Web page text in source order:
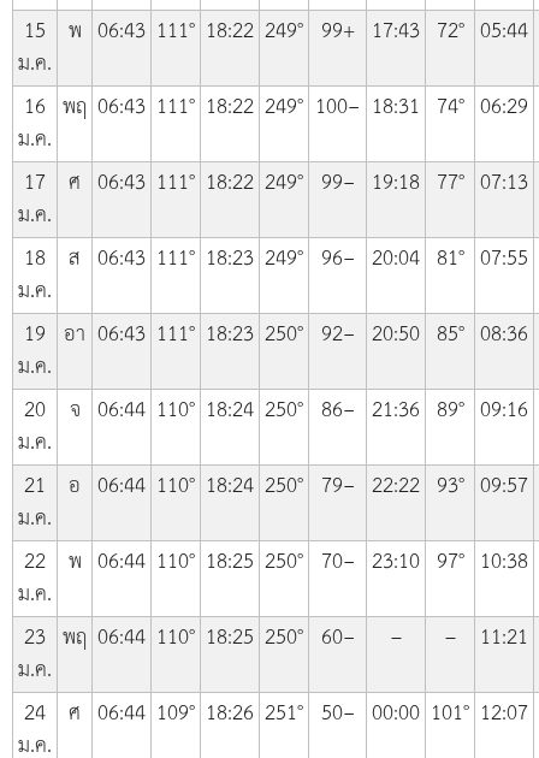
15
ม.ค.
พ 06:43 111° 18:22 249° 99+ 17:43 72° 05:44
16
ม.ค.
พฤ 06:43 111° 18:22 249° 100− 18:31 74° 06:29
17
ม.ค.
ศ 06:43 111° 18:22 249° 99− 19:18 77° 07:13
18
ม.ค.
ส 06:43 111° 18:23 249° 96− 20:04 81° 07:55
19
ม.ค.
อา 06:43 111° 18:23 250° 92− 20:50 85° 08:36
20
ม.ค.
จ 06:44 110° 18:24 250° 86− 21:36 89° 09:16
21
ม.ค.
อ 06:44 110° 18:24 250° 79− 22:22 93° 09:57
22
ม.ค.
พ 06:44 110° 18:25 250° 70− 23:10 97° 10:38
23
ม.ค.
พฤ 06:44 110° 18:25 250° 60− – –
11:21
24
ม.ค.
ศ 06:44 109° 18:26 251° 50− 00:00 101° 12:07